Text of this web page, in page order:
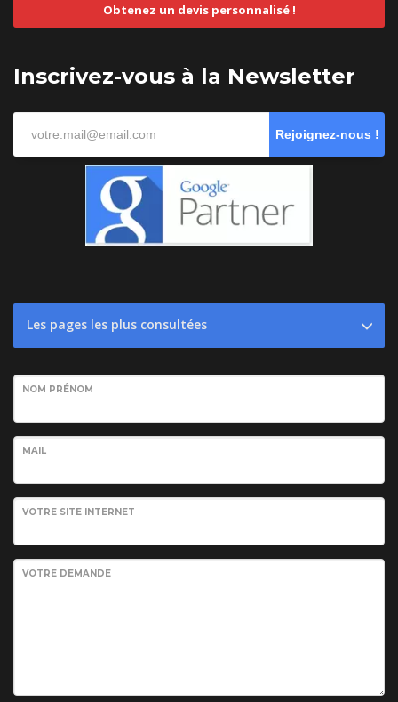
Obtenez un devis personnalisé !
Inscrivez-vous à la Newsletter
Rejoignez-nous !
Les pages les plus consultées
NOM PRÉNOM
MAIL
VOTRE SITE INTERNET
VOTRE DEMANDE